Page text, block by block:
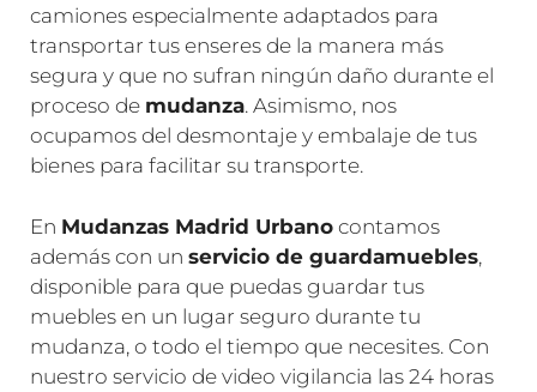
camiones especialmente adaptados para
transportar tus enseres de la manera más
segura y que no sufran ningún daño durante el
proceso de mudanza. Asimismo, nos
ocupamos del desmontaje y embalaje de tus
bienes para facilitar su transporte.
En Mudanzas Madrid Urbano contamos
además con un servicio de guardamuebles,
disponible para que puedas guardar tus
muebles en un lugar seguro durante tu
mudanza, o todo el tiempo que necesites. Con
nuestro servicio de video vigilancia las 24 horas